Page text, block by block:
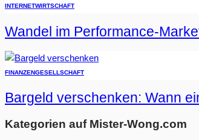
INTERNETWIRTSCHAFT
Wandel im Performance-
FINANZENGESELLSCHAFT
Bargeld verschenken: Wann
Kategorien auf Mister-Wong.com